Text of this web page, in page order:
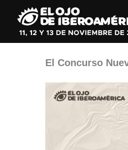
contenido
El Concurso